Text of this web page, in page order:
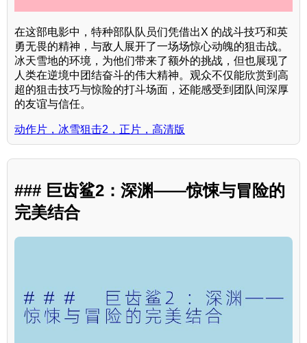
在这部电影中，特种部队队员们凭借出X 的战斗技巧和英
勇无畏的精神，与敌人展开了一场场惊心动魄的狙击战。
冰天雪地的环境，为他们带来了额外的挑战，但也展现了
人类在逆境中团结奋斗的伟大精神。观众不仅能欣赏到高
超的狙击技巧与惊险的打斗场面，还能感受到团队间深厚
的友谊与信任。
动作片，冰雪狙击2，正片，高清版
### 巨齿鲨2：深渊——惊悚与冒险的
完美结合